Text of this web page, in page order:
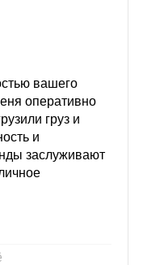
вашего
оперативно
груз и
и
заслуживают